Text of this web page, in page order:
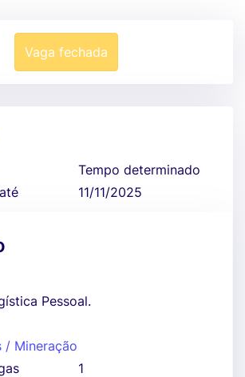
Vaga fechada
Tempo determinado
11/11/2025
Pessoal.
/ Mineração
1